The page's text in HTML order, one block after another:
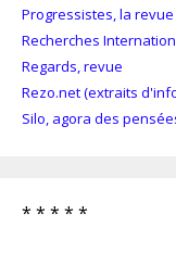
Progressistes, la revue
Recherches
Regards, revue
Rezo.net (extraits
Silo, agora des
* * * * *